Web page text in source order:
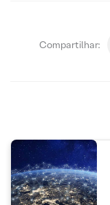
Compartilhar: